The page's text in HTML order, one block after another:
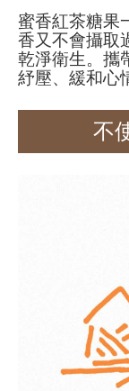
蜜香紅茶糖果
香又不會攝取
乾淨衛生。攜
紓壓、緩和心
不